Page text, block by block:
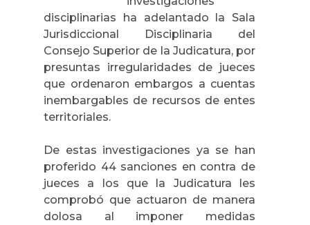
disciplinarias ha adelantado la Sala
Jurisdiccional Disciplinaria del
Consejo Superior de la Judicatura, por
presuntas irregularidades de jueces
que ordenaron embargos a cuentas
inembargables de recursos de entes
territoriales.
De estas investigaciones ya se han
proferido 44 sanciones en contra de
jueces a los que la Judicatura les
comprobó que actuaron de manera
dolosa al imponer medidas